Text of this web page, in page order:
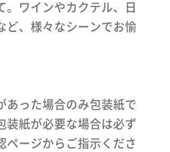
。ワインやカクテル、日
ど、様々なシーンでお愉
った場合のみ包装紙で
装紙が必要な場合は必ず
ページからご指示くださ